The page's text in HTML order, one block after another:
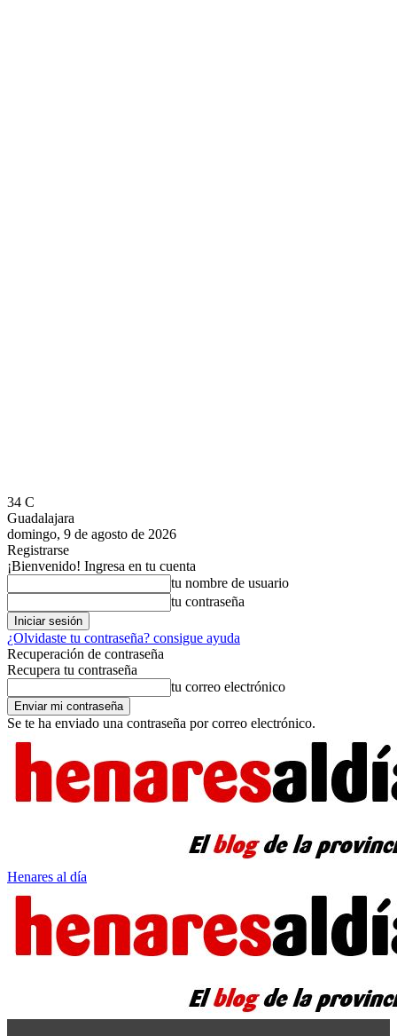
34 C
Guadalajara
domingo, 9 de agosto de 2026
Registrarse
¡Bienvenido! Ingresa en tu cuenta
tu nombre de usuario
tu contraseña
¿Olvidaste tu contraseña? consigue ayuda
Recuperación de contraseña
Recupera tu contraseña
tu correo electrónico
Se te ha enviado una contraseña por correo electrónico.
Henares al día